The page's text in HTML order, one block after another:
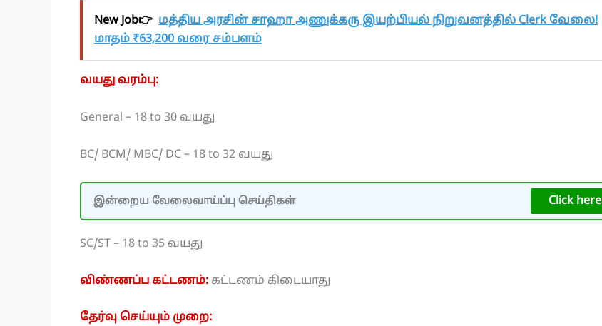
New Job👉 மத்திய அரசின் சாஹா அணுக்கரு இயற்பியல் நிறுவனத்தில் Clerk வேலை!
மாதம் ₹63,200 வரை சம்பளம்
வயது வரம்பு:
General – 18 to 30 வயது
BC/ BCM/ MBC/ DC – 18 to 32 வயது
இன்றைய வேலைவாய்ப்பு செய்திகள் Click here
SC/ST – 18 to 35 வயது
விண்ணப்ப கட்டணம்: கட்டணம் கிடையாது
தேர்வு செய்யும் முறை: